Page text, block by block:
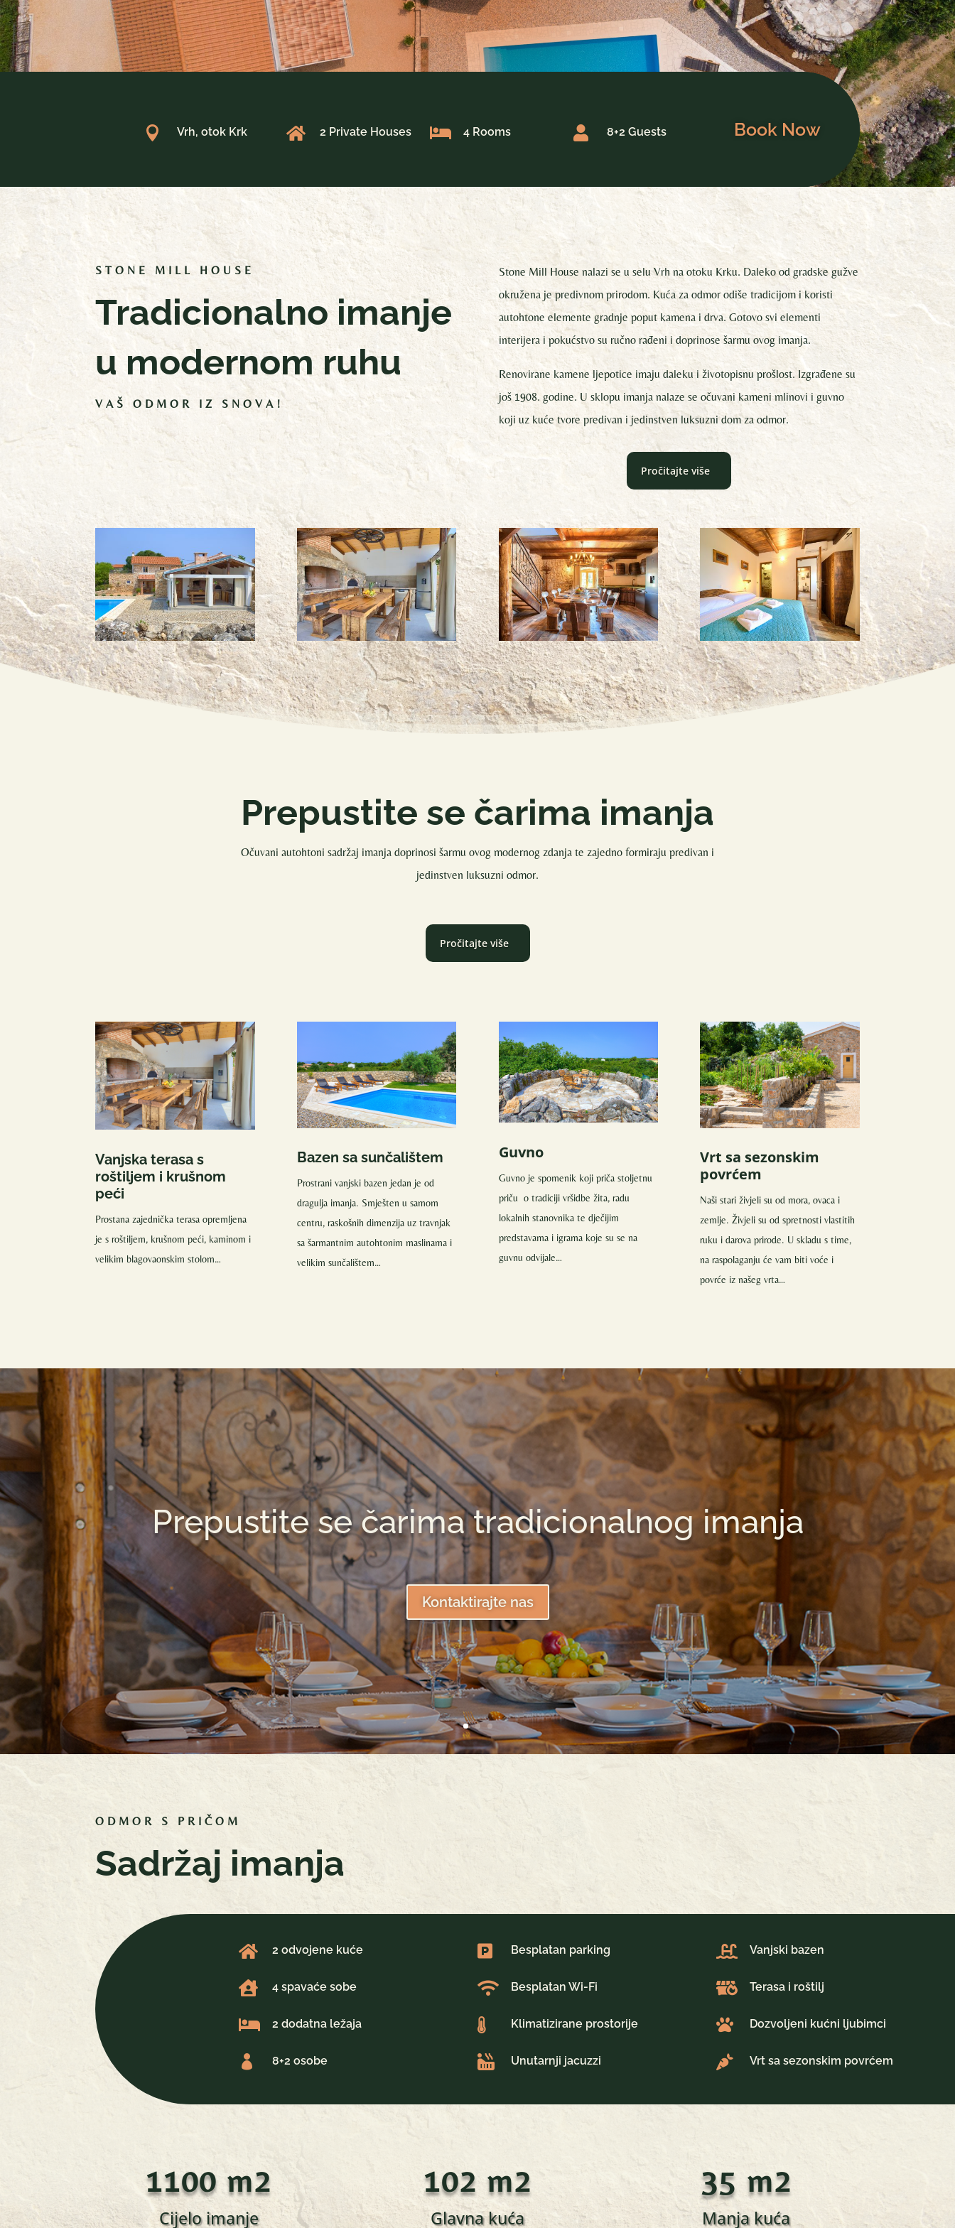
 Vrh, otok Krk  2 Private Houses  4 Rooms  8+2 Guests Book Now
STONE MILL HOUSE
Tradicionalno imanje
u modernom ruhu
VAŠ ODMOR IZ SNOVA!
Stone Mill House nalazi se u selu Vrh na otoku Krku. Daleko od gradske gužve
okružena je predivnom prirodom. Kuća za odmor odiše tradicijom i koristi
autohtone elemente gradnje poput kamena i drva. Gotovo svi elementi
interijera i pokućstvo su ručno rađeni i doprinose šarmu ovog imanja.
Renovirane kamene ljepotice imaju daleku i životopisnu prošlost. Izgrađene su
još 1908. godine. U sklopu imanja nalaze se očuvani kameni mlinovi i guvno
koji uz kuće tvore predivan i jedinstven luksuzni dom za odmor.
Pročitajte više
Prepustite se čarima imanja
Očuvani autohtoni sadržaj imanja doprinosi šarmu ovog modernog zdanja te zajedno formiraju predivan i
jedinstven luksuzni odmor.
Pročitajte više
Vanjska terasa s
roštiljem i krušnom
peći
Prostana zajednička terasa opremljena
je s roštiljem, krušnom peći, kaminom i
velikim blagovaonskim stolom…
Bazen sa sunčalištem
Prostrani vanjski bazen jedan je od
dragulja imanja. Smješten u samom
centru, raskošnih dimenzija uz travnjak
sa šarmantnim autohtonim maslinama i
velikim sunčalištem…
Guvno
Guvno je spomenik koji priča stoljetnu
priču o tradiciji vršidbe žita, radu
lokalnih stanovnika te dječijim
predstavama i igrama koje su se na
guvnu odvijale…
Vrt sa sezonskim
povrćem
Naši stari živjeli su od mora, ovaca i
zemlje. Živjeli su od spretnosti vlastitih
ruku i darova prirode. U skladu s time,
na raspolaganju će vam biti voće i
povrće iz našeg vrta…
Prepustite se čarima tradicionalnog imanja
Kontaktirajte nas
ODMOR S PRIČOM
Sadržaj imanja
 2 odvojene kuće
 4 spavaće sobe
 2 dodatna ležaja
 8+2 osobe
 Besplatan parking
 Besplatan Wi-Fi
 Klimatizirane prostorije
 Unutarnji jacuzzi
 Vanjski bazen
 Terasa i roštilj
 Dozvoljeni kućni ljubimci
 Vrt sa sezonskim povrćem
1100 m2
Cijelo imanje
102 m2
Glavna kuća
35 m2
Manja kuća